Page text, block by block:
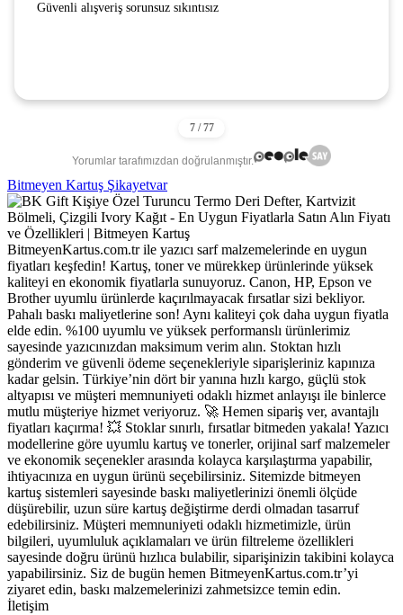
Güvenli alışveriş sorunsuz sıkıntısız
Yorumlar tarafımızdan doğrulanmıştır.
Bitmeyen Kartuş Şikayetvar
BitmeyenKartus.com.tr ile yazıcı sarf malzemelerinde en uygun
fiyatları keşfedin! Kartuş, toner ve mürekkep ürünlerinde yüksek
kaliteyi en ekonomik fiyatlarla sunuyoruz. Canon, HP, Epson ve
Brother uyumlu ürünlerde kaçırılmayacak fırsatlar sizi bekliyor.
Pahalı baskı maliyetlerine son! Aynı kaliteyi çok daha uygun fiyatla
elde edin. %100 uyumlu ve yüksek performanslı ürünlerimiz
sayesinde yazıcınızdan maksimum verim alın. Stoktan hızlı
gönderim ve güvenli ödeme seçenekleriyle siparişleriniz kapınıza
kadar gelsin. Türkiye’nin dört bir yanına hızlı kargo, güçlü stok
altyapısı ve müşteri memnuniyeti odaklı hizmet anlayışı ile binlerce
mutlu müşteriye hizmet veriyoruz. 🚀 Hemen sipariş ver, avantajlı
fiyatları kaçırma! 💥 Stoklar sınırlı, fırsatlar bitmeden yakala! Yazıcı
modellerine göre uyumlu kartuş ve tonerler, orijinal sarf malzemeler
ve ekonomik seçenekler arasında kolayca karşılaştırma yapabilir,
ihtiyacınıza en uygun ürünü seçebilirsiniz. Sitemizde bitmeyen
kartuş sistemleri sayesinde baskı maliyetlerinizi önemli ölçüde
düşürebilir, uzun süre kartuş değiştirme derdi olmadan tasarruf
edebilirsiniz. Müşteri memnuniyeti odaklı hizmetimizle, ürün
bilgileri, uyumluluk açıklamaları ve ürün filtreleme özellikleri
sayesinde doğru ürünü hızlıca bulabilir, siparişinizin takibini kolayca
yapabilirsiniz. Siz de bugün hemen BitmeyenKartus.com.tr’yi
ziyaret edin, baskı malzemelerinizi zahmetsizce temin edin.
İletişim